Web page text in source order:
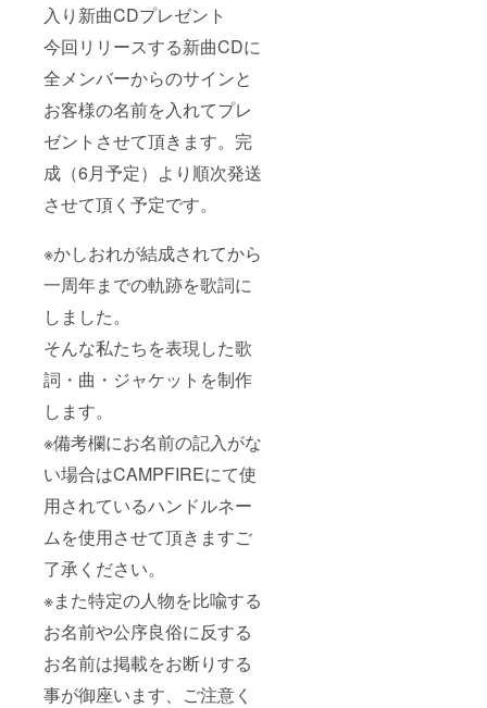
入り新曲CDプレゼント
今回リリースする新曲CDに
全メンバーからのサインと
お客様の名前を入れてプレ
ゼントさせて頂きます。完
成（6月予定）より順次発送
させて頂く予定です。
※かしおれが結成されてから
一周年までの軌跡を歌詞に
しました。
そんな私たちを表現した歌
詞・曲・ジャケットを制作
します。
※備考欄にお名前の記入がな
い場合はCAMPFIREにて使
用されているハンドルネー
ムを使用させて頂きますご
了承ください。
※また特定の人物を比喩する
お名前や公序良俗に反する
お名前は掲載をお断りする
事が御座います、ご注意く